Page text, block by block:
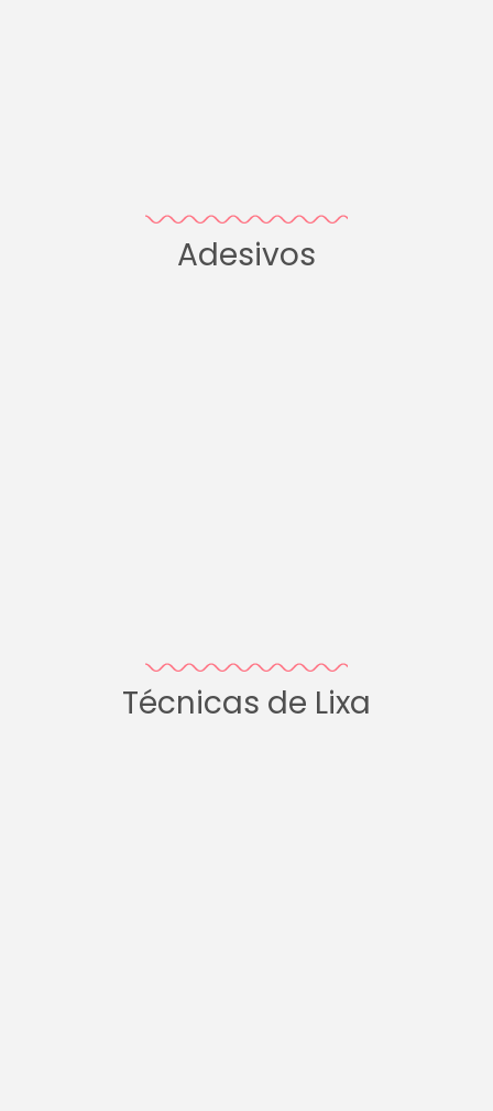
Adesivos
Técnicas de Lixa